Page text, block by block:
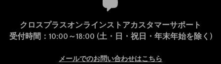
クロスプラスオンラインストアカスタマーサポート
受付時間：10:00～18:00 (土・日・祝日・年末年始を除く)
メールでのお問い合わせはこちら